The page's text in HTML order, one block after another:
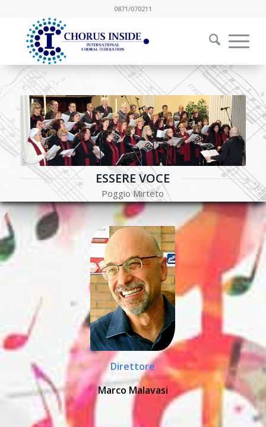
0871/070211
ESSERE VOCE
Poggio Mirteto
Direttore
Marco Malavasi